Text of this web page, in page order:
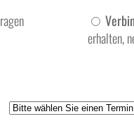
erhalten,